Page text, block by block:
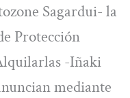
Sagardui- la
Protección
-Iñaki
mediante